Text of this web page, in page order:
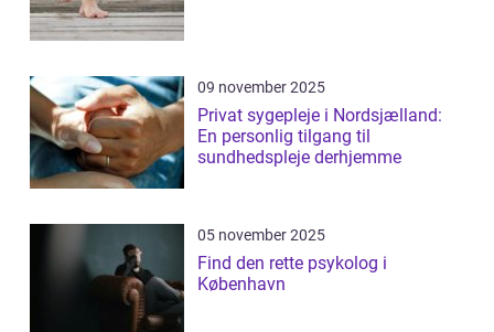
09 november 2025
Privat sygepleje i Nordsjælland:
En personlig tilgang til
sundhedspleje derhjemme
05 november 2025
Find den rette psykolog i
København